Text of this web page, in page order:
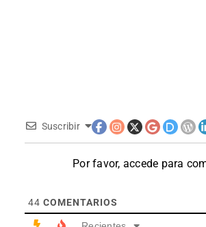
Suscribir
Por favor, accede para
44 COMENTARIOS